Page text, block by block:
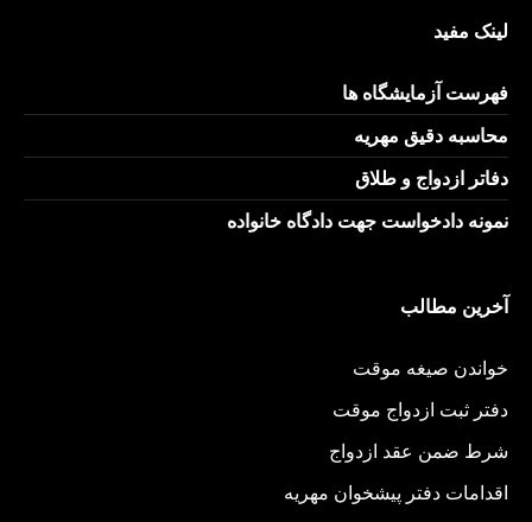
لینک مفید
فهرست آزمایشگاه ها
محاسبه دقیق مهریه
دفاتر ازدواج و طلاق
نمونه دادخواست جهت دادگاه خانواده
آخرین مطالب
خواندن صیغه موقت
دفتر ثبت ازدواج موقت
شرط ضمن عقد ازدواج
اقدامات دفتر پیشخوان مهریه